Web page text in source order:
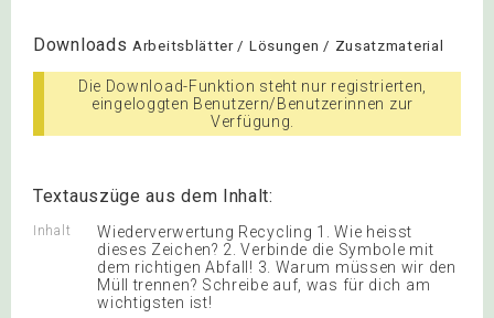
Downloads Arbeitsblätter / Lösungen / Zusatzmaterial
Die Download-Funktion steht nur registrierten,
eingeloggten Benutzern/Benutzerinnen zur
Verfügung.
Textauszüge aus dem Inhalt:
Inhalt
Wiederverwertung Recycling 1. Wie heisst
dieses Zeichen? 2. Verbinde die Symbole mit
dem richtigen Abfall! 3. Warum müssen wir den
Müll trennen? Schreibe auf, was für dich am
wichtigsten ist!